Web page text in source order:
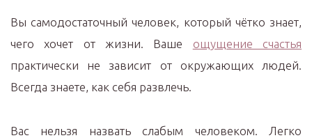
Вы самодостаточный человек, который чётко знает,
чего хочет от жизни. Ваше ощущение счастья
практически не зависит от окружающих людей.
Всегда знаете, как себя развлечь.
Вас нельзя назвать слабым человеком. Легко